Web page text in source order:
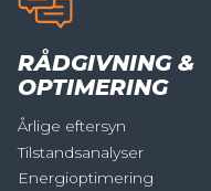
RÅDGIVNING &
OPTIMERING
Årlige eftersyn
Tilstandsanalyser
Energioptimering